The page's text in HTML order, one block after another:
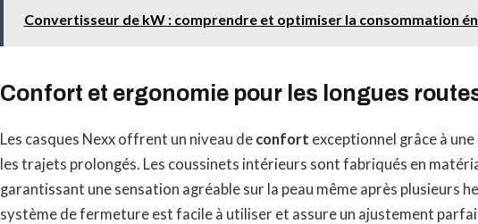
Convertisseur de kW : comprendre et optimiser la consommation
Confort et ergonomie pour les longues
Les casques Nexx offrent un niveau de confort exceptionnel grâce à
les trajets prolongés. Les coussinets intérieurs sont fabriqués en
garantissant une sensation agréable sur la peau même après plusieurs
système de fermeture est facile à utiliser et assure un ajustement